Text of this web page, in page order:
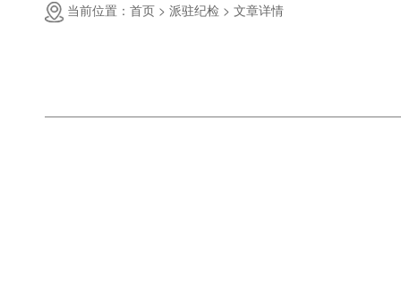
当前位置：首页 > 派驻纪检 > 文章详情